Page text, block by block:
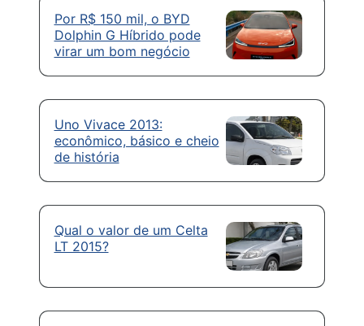
Por R$ 150 mil, o BYD
Dolphin G Híbrido pode
virar um bom negócio
Uno Vivace 2013:
econômico, básico e cheio
de história
Qual o valor de um Celta
LT 2015?